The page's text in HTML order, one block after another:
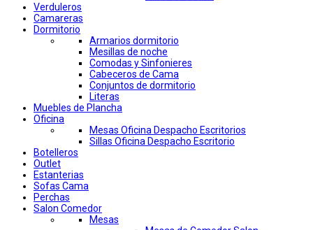
Verduleros
Camareras
Dormitorio
Armarios dormitorio
Mesillas de noche
Comodas y Sinfonieres
Cabeceros de Cama
Conjuntos de dormitorio
Literas
Muebles de Plancha
Oficina
Mesas Oficina Despacho Escritorios
Sillas Oficina Despacho Escritorio
Botelleros
Outlet
Estanterias
Sofas Cama
Perchas
Salon Comedor
Mesas